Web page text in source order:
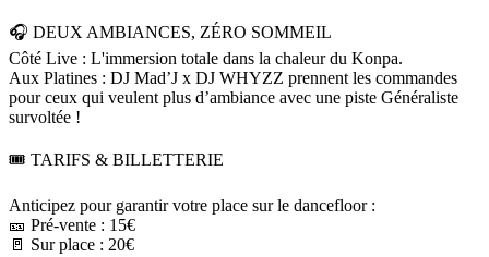
​🎧 DEUX AMBIANCES, ZÉRO SOMMEIL
​Côté Live : L'immersion totale dans la chaleur du Konpa.
​Aux Platines : DJ Mad’J x DJ WHYZZ prennent les commandes
pour ceux qui veulent plus d’ambiance avec une piste Généraliste
survoltée !
​🎟️ TARIFS & BILLETTERIE
​Anticipez pour garantir votre place sur le dancefloor :
​🎫 Pré-vente : 15€
​🚪 Sur place : 20€